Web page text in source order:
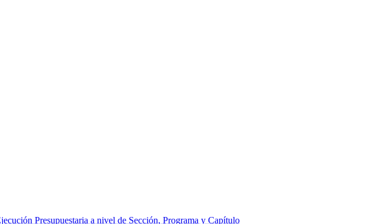
Presupuestaria a nivel de Sección, Programa y Capítulo